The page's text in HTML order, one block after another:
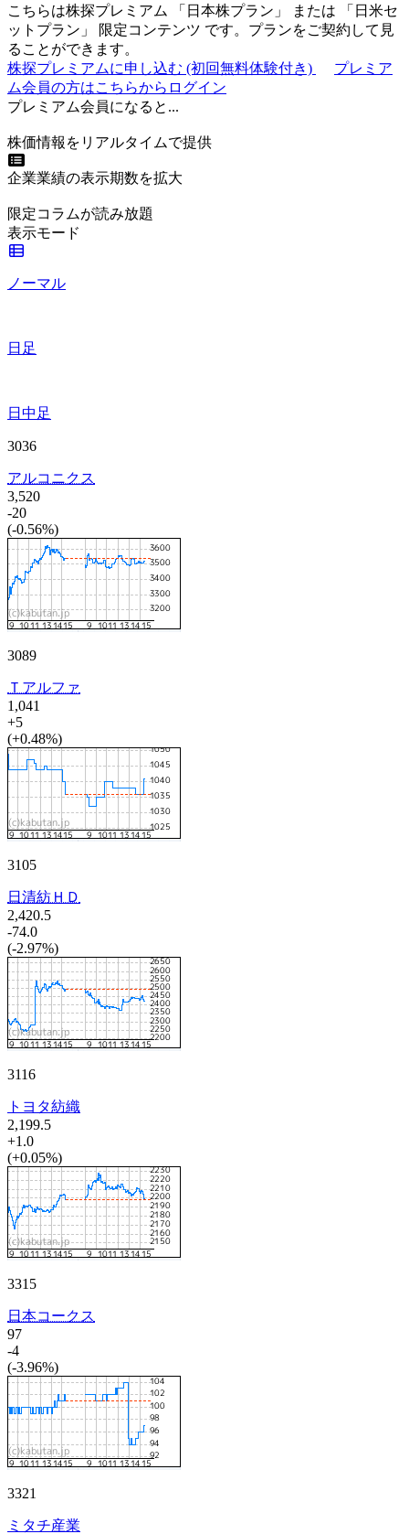
こちらは株探プレミアム 「 日本株プラン 」 または 「 日米セ
ットプラン 」 限定コンテンツ です。プランをご契約して見
ることができます。
株探プレミアムに申し込む (初回無料体験付き)
プレミア
ム会員の方はこちらからログイン
プレミアム会員になると...
株価情報をリアルタイムで提供
企業業績の表示期数を拡大
限定コラムが読み放題
表示モード
ノーマル
日足
日中足
3036
アルコニクス
3,520
-20
(-0.56%)
3089
Ｔアルファ
1,041
+5
(+0.48%)
3105
日清紡ＨＤ
2,420.5
-74.0
(-2.97%)
3116
トヨタ紡織
2,199.5
+1.0
(+0.05%)
3315
日本コークス
97
-4
(-3.96%)
3321
ミタチ産業